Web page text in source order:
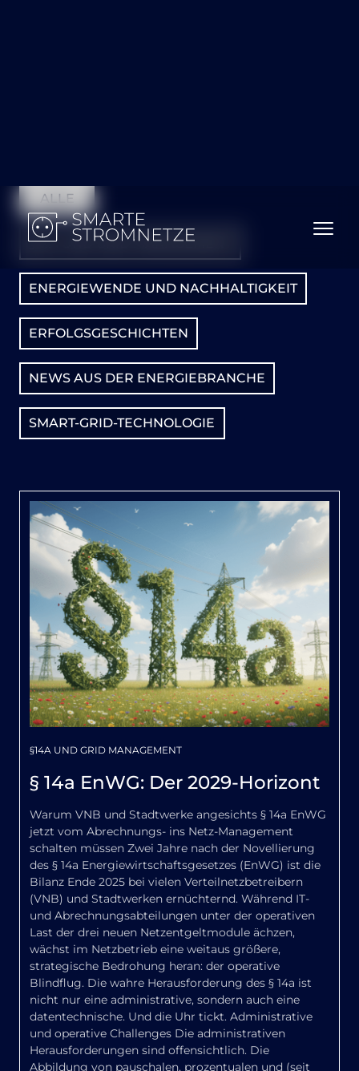
ALLE
§14A UND GRID MANAGEMENT
ENERGIEWENDE UND NACHHALTIGKEIT
ERFOLGSGESCHICHTEN
NEWS AUS DER ENERGIEBRANCHE
SMART-GRID-TECHNOLOGIE
§14A UND GRID MANAGEMENT
§ 14a EnWG: Der 2029-Horizont
Warum VNB und Stadtwerke angesichts § 14a EnWG
jetzt vom Abrechnungs- ins Netz-Management
schalten müssen Zwei Jahre nach der Novellierung
des § 14a Energiewirtschaftsgesetzes (EnWG) ist die
Bilanz Ende 2025 bei vielen Verteilnetzbetreibern
(VNB) und Stadtwerken ernüchternd. Während IT-
und Abrechnungsabteilungen unter der operativen
Last der drei neuen Netzentgeltmodule ächzen,
wächst im Netzbetrieb eine weitaus größere,
strategische Bedrohung heran: der operative
Blindflug. Die wahre Herausforderung des § 14a ist
nicht nur eine administrative, sondern auch eine
datentechnische. Und die Uhr tickt. Administrative
und operative Challenges Die administrativen
Herausforderungen sind offensichtlich. Die
Abbildung von pauschalen, prozentualen und (seit